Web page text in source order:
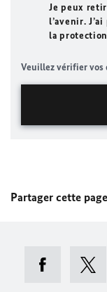
Je peux
l’avenir.
la
Veuillez vérifier vos
Partager cette page